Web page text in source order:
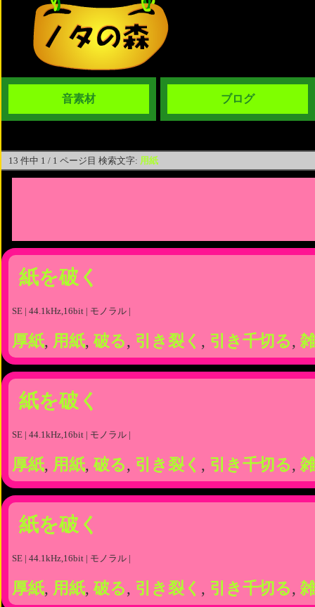
音素材 ブログ
13 件中 1 / 1 ページ目 検索文字: 用紙
紙を破く
SE | 44.1kHz,16bit | モノラル |
厚紙, 用紙, 破る, 引き裂く , 引き千切る,
紙を破く
SE | 44.1kHz,16bit | モノラル |
厚紙, 用紙, 破る, 引き裂く , 引き千切る,
紙を破く
SE | 44.1kHz,16bit | モノラル |
厚紙, 用紙, 破る, 引き裂く , 引き千切る,